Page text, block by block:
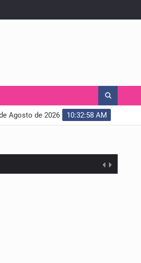
10:33:00 AM
Agosto de 2026